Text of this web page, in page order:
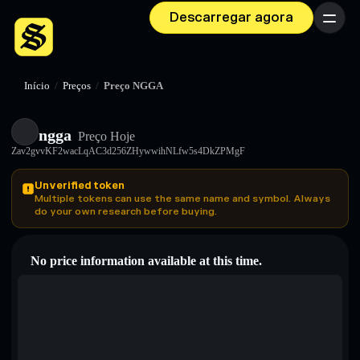
Descarregar agora Menu
Início / Preços / Preço NGGA
ngga Preço Hoje
Zav2gvvKF2wacLqAC3d256ZHywwihNLfw5s4DkZPMgF
Unverified token
Multiple tokens can use the same name and symbol. Always
do your own research before buying.
No price information available at this time.